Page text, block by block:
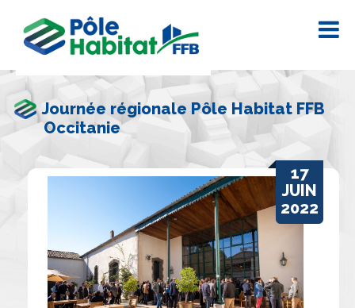
Journée régionale Pôle Habitat FFB
Occitanie
17
JUIN
2022